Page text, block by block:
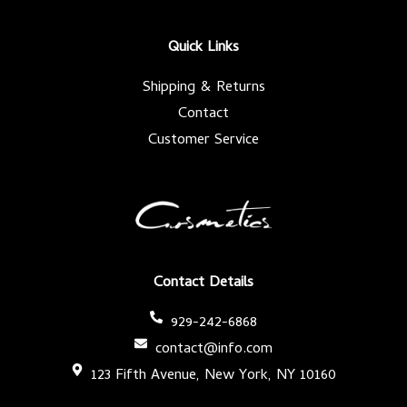
Contact Details
929-242-6868
contact@info.com
123 Fifth Avenue, New York, NY 10160
Quick Links
Shipping & Returns
Contact
Customer Service